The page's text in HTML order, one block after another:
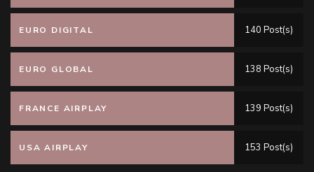
EURO DIGITAL 140 Post(s)
EURO GLOBAL 138 Post(s)
FRANCE AIRPLAY 139 Post(s)
USA AIRPLAY 153 Post(s)